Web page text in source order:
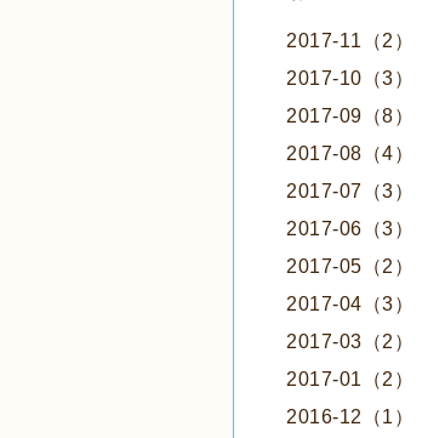
2017-11（2）
2017-10（3）
2017-09（8）
2017-08（4）
2017-07（3）
2017-06（3）
2017-05（2）
2017-04（3）
2017-03（2）
2017-01（2）
2016-12（1）